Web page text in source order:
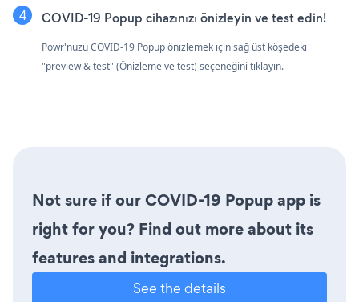
COVID-19 Popup cihazınızı önizleyin ve test edin!
Powr'nuzu COVID-19 Popup önizlemek için sağ üst köşedeki
"preview & test" (Önizleme ve test) seçeneğini tıklayın.
Not sure if our COVID-19 Popup app is
right for you? Find out more about its
features and integrations.
See the details